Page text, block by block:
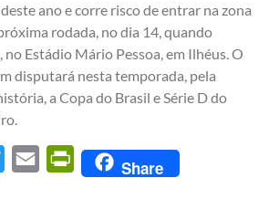
ano e corre risco de entrar na zona
rodada, no dia 14, quando
Estádio Mário Pessoa, em Ilhéus. O
disputará nesta temporada, pela
a Copa do Brasil e Série D do
Twitter Email PrintFriendly
Share